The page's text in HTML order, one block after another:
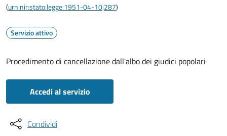
(urn:nir:stato:legge:1951-04-10;287)
Servizio attivo
Procedimento di cancellazione dall'albo dei giudici popolari
Accedi al servizio
Condividi